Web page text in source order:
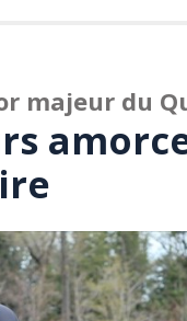
majeur du